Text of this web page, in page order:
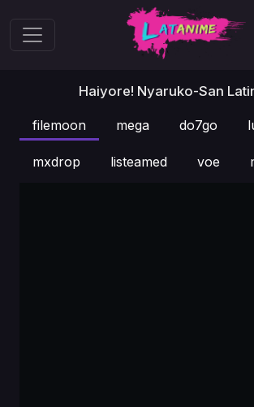
Haiyore! Nyaruko-San
filemoon mega do7go
mxdrop listeamed voe